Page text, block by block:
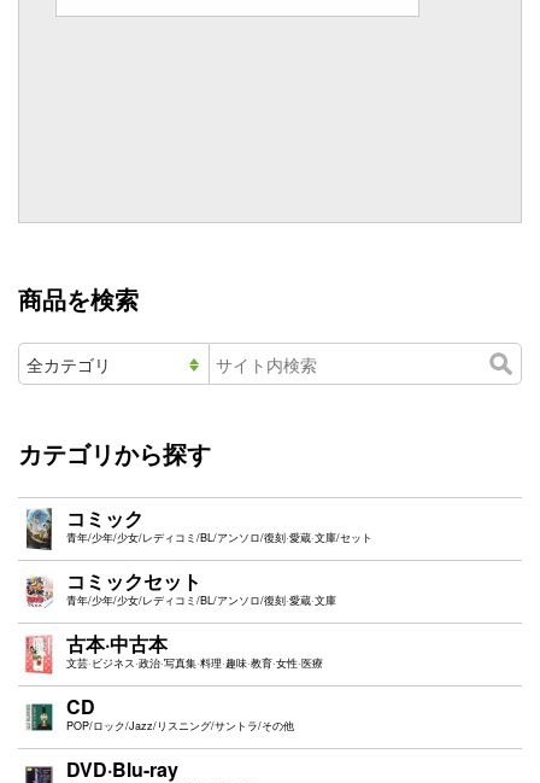
商品を検索
カテゴリから探す
コミック
青年/少年/少女/レディコミ/BL/アンソロ/復刻·愛蔵·文庫/セット
コミックセット
青年/少年/少女/レディコミ/BL/アンソロ/復刻·愛蔵·文庫
古本·中古本
文芸·ビジネス·政治·写真集·料理·趣味·教育·女性·医療
CD
POP/ロック/Jazz/リスニング/サントラ/その他
DVD·Blu-ray